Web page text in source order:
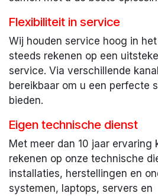
Flexibiliteit in service
Wij houden service hoog in
steeds rekenen op een
service. Via verschillende
bereikbaar om u een perfecte
bieden.
Eigen technische dienst
Met meer dan 10 jaar ervaring
rekenen op onze technische
installaties, herstellingen en
systemen, laptops, servers en